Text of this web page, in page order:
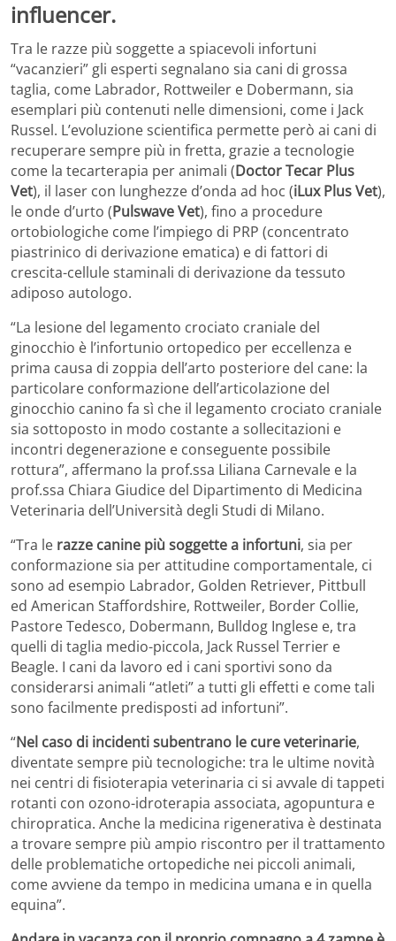
Tra le razze più soggette a spiacevoli infortuni
“vacanzieri” gli esperti segnalano sia cani di grossa
taglia, come Labrador, Rottweiler e Dobermann, sia
esemplari più contenuti nelle dimensioni, come i Jack
Russel. L’evoluzione scientifica permette però ai cani di
recuperare sempre più in fretta, grazie a tecnologie
come la tecarterapia per animali (Doctor Tecar Plus
Vet), il laser con lunghezze d’onda ad hoc (iLux Plus Vet),
le onde d’urto (Pulswave Vet), fino a procedure
ortobiologiche come l’impiego di PRP (concentrato
piastrinico di derivazione ematica) e di fattori di
crescita-cellule staminali di derivazione da tessuto
adiposo autologo.
“La lesione del legamento crociato craniale del
ginocchio è l’infortunio ortopedico per eccellenza e
prima causa di zoppia dell’arto posteriore del cane: la
particolare conformazione dell’articolazione del
ginocchio canino fa sì che il legamento crociato craniale
sia sottoposto in modo costante a sollecitazioni e
incontri degenerazione e conseguente possibile
rottura”, affermano la prof.ssa Liliana Carnevale e la
prof.ssa Chiara Giudice del Dipartimento di Medicina
Veterinaria dell’Università degli Studi di Milano.
“Tra le razze canine più soggette a infortuni, sia per
conformazione sia per attitudine comportamentale, ci
sono ad esempio Labrador, Golden Retriever, Pittbull
ed American Staffordshire, Rottweiler, Border Collie,
Pastore Tedesco, Dobermann, Bulldog Inglese e, tra
quelli di taglia medio-piccola, Jack Russel Terrier e
Beagle. I cani da lavoro ed i cani sportivi sono da
considerarsi animali “atleti” a tutti gli effetti e come tali
sono facilmente predisposti ad infortuni”.
“Nel caso di incidenti subentrano le cure veterinarie,
diventate sempre più tecnologiche: tra le ultime novità
nei centri di fisioterapia veterinaria ci si avvale di tappeti
rotanti con ozono-idroterapia associata, agopuntura e
chiropratica. Anche la medicina rigenerativa è destinata
a trovare sempre più ampio riscontro per il trattamento
delle problematiche ortopediche nei piccoli animali,
come avviene da tempo in medicina umana e in quella
equina”.